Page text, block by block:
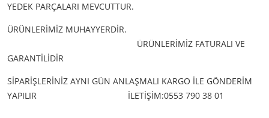
YEDEK PARÇALARI MEVCUTTUR.
ÜRÜNLERİMİZ MUHAYYERDİR.
ÜRÜNLERİMİZ FATURALI VE
GARANTİLİDİR
SİPARİŞLERİNİZ AYNI GÜN ANLAŞMALI KARGO İLE GÖNDERİM
YAPILIR
İLETİŞİM:0553 790 38 01